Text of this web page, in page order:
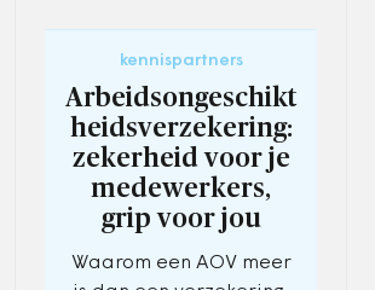
kennispartners
Arbeidsongeschikt
heidsverzekering:
zekerheid voor je
medewerkers,
grip voor jou
Waarom een AOV meer